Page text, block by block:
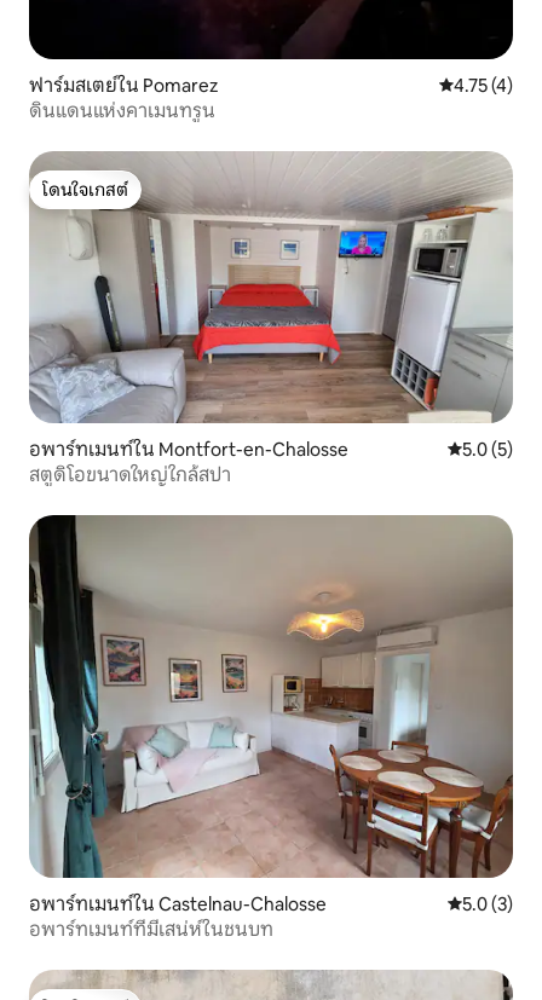
ฟาร์มสเตย์ใน Pomarez คะแนนเฉลี่ย
4.75 (4)
ดินแดนแห่งคาเมนทรูน
โดนใจเกสต์
โดนใจเกสต์
อพาร์ทเมนท์ใน Montfort-en-Chalosse คะแนนเฉลี่
5.0 (5)
สตูดิโอขนาดใหญ่ใกล้สปา
อพาร์ทเมนท์ใน Castelnau-Chalosse คะแนนเฉลี่
5.0 (3)
อพาร์ทเมนท์ที่มีเสน่ห์ในชนบท